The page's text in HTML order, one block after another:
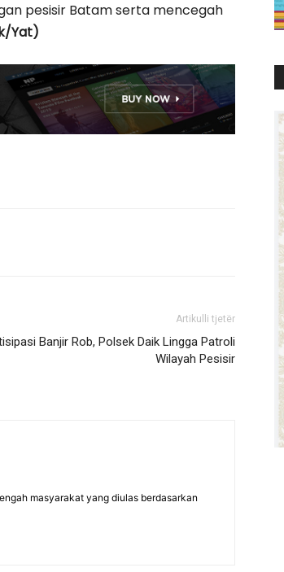
pesisir Batam serta mencegah
Yat)
Artikulli tjetër
Banjir Rob, Polsek Daik Lingga Patroli
Wilayah Pesisir
masyarakat yang diulas berdasarkan